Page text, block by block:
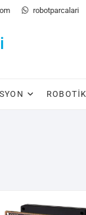
robotparcalari
ROBOTIK